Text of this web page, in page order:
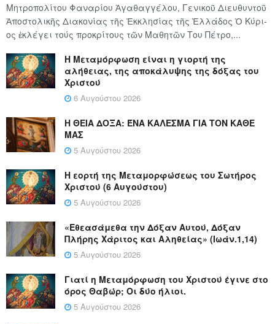
Μητροπολίτου Φαναρίου Ἀγαθαγγέλου, Γενικοῦ Διευθυντοῦ
Ἀποστολικῆς Διακονίας τῆς Ἐκκλησίας τῆς Ἑλλάδος Ὁ Κύ­ρι­
ος ἐκλέγει τούς προ­κρί­τους τῶν Μα­θη­τῶν Του Πέ­τρο,...
Η Μεταμόρφωση είναι η γιορτή της
αλήθειας, της αποκάλυψης της δόξας του
Χριστού
6 Αυγούστου 2026
Η ΘΕΙΑ ΔΟΞΑ: ΈΝΑ ΚΑΛΕΣΜΑ ΓΙΑ ΤΟΝ ΚΑΘΕ
ΜΑΣ
5 Αυγούστου 2026
Η εορτή της Μεταμορφώσεως του Σωτήρος
Χριστού (6 Αυγούστου)
5 Αυγούστου 2026
«Εθεασάμεθα την Δόξαν Αυτού, Δόξαν
Πλήρης Χάριτος και Αληθείας» (Ιωάν.1,14)
5 Αυγούστου 2026
Γιατί η Μεταμόρφωση του Χριστού έγινε στο
όρος Θαβώρ; Οι δύο ήλιοι.
5 Αυγούστου 2026